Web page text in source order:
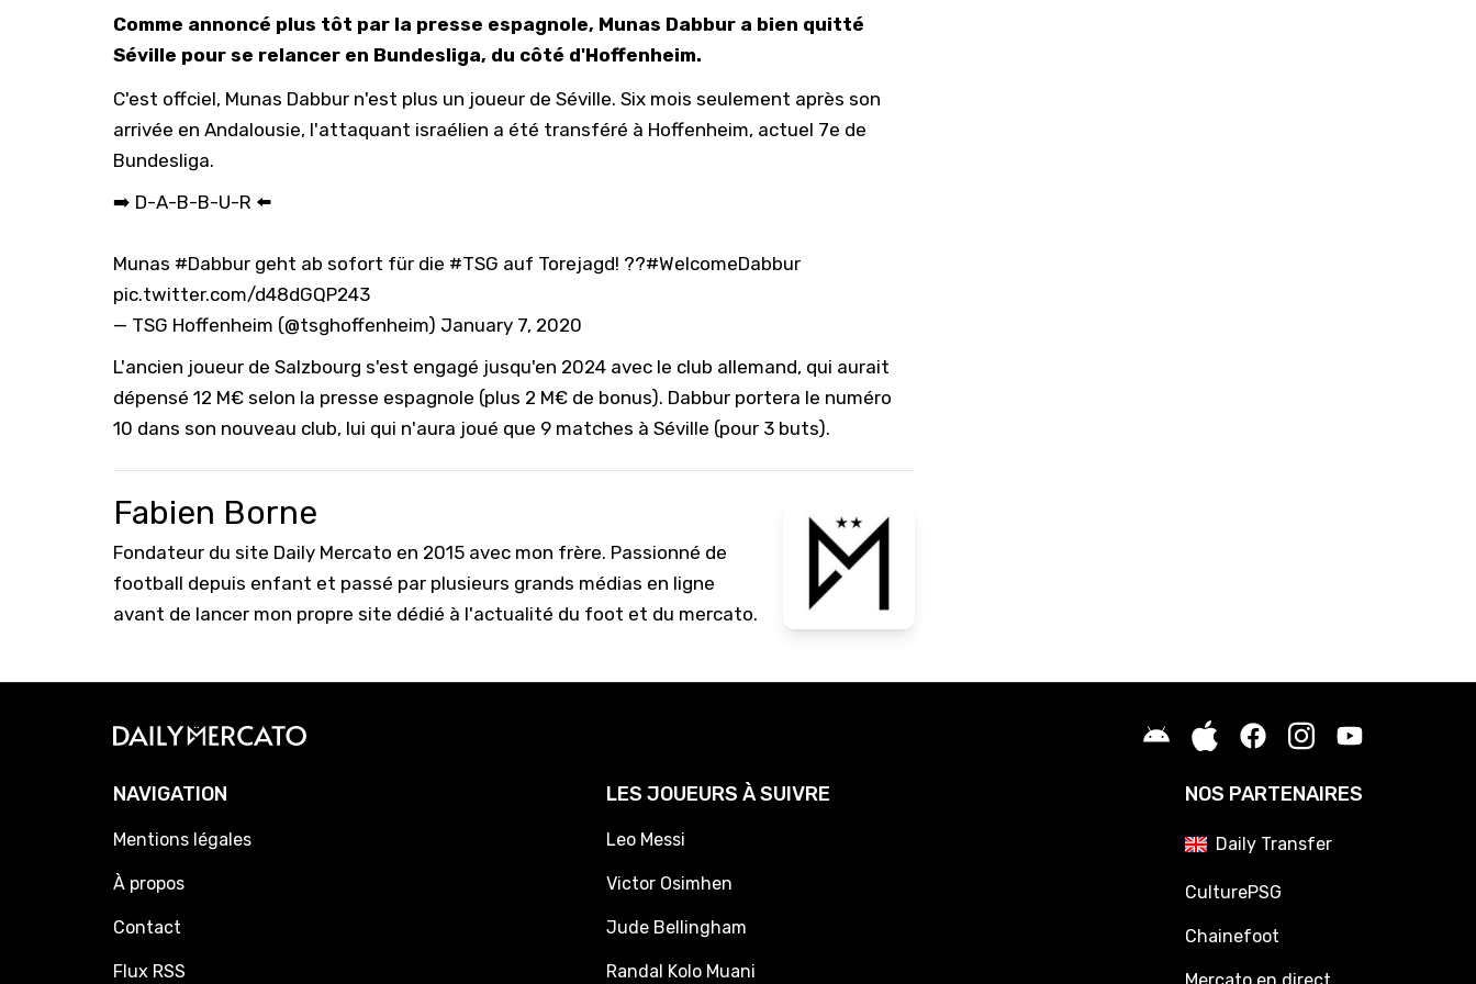
Comme annoncé plus tôt par la presse espagnole, Munas Dabbur a bien quitté
Séville pour se relancer en Bundesliga, du côté d'Hoffenheim.
C'est offciel, Munas Dabbur n'est plus un joueur de Séville. Six mois seulement après son
arrivée en Andalousie, l'attaquant israélien a été transféré à Hoffenheim, actuel 7e de
Bundesliga.
➡️ D-A-B-B-U-R ⬅️
Munas #Dabbur geht ab sofort für die #TSG auf Torejagd! ??#WelcomeDabbur
pic.twitter.com/d48dGQP243
— TSG Hoffenheim (@tsghoffenheim) January 7, 2020
L'ancien joueur de Salzbourg s'est engagé jusqu'en 2024 avec le club allemand, qui aurait
dépensé 12 M€ selon la presse espagnole (plus 2 M€ de bonus). Dabbur portera le numéro
10 dans son nouveau club, lui qui n'aura joué que 9 matches à Séville (pour 3 buts).
Fabien Borne
Fondateur du site Daily Mercato en 2015 avec mon frère. Passionné de
football depuis enfant et passé par plusieurs grands médias en ligne
avant de lancer mon propre site dédié à l'actualité du foot et du mercato.
NAVIGATION
Mentions légales
À propos
Contact
Flux RSS
LES JOUEURS À SUIVRE
Leo Messi
Victor Osimhen
Jude Bellingham
Randal Kolo Muani
NOS PARTENAIRES
Daily Transfer
CulturePSG
Chainefoot